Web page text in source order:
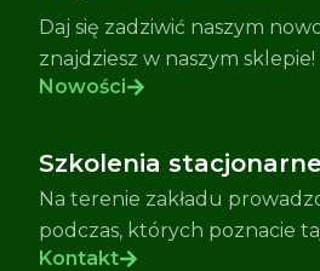
Daj się zadziwić naszym
znajdziesz w naszym sklepie!
Nowości
Szkolenia stacjonarne
Na terenie zakładu
podczas, których poznacie
Kontakt